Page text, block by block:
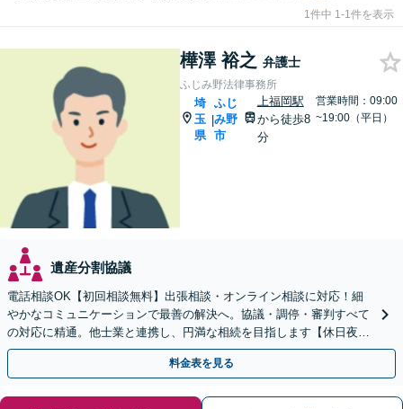
1件中 1-1件を表示
樺澤 裕之 弁護士
ふじみ野法律事務所
埼
玉
県
|
ふじ
み野
市
上福岡駅
から徒歩8
分
営業時間：09:00
~19:00（平日）
遺産分割協議
電話相談OK【初回相談無料】出張相談・オンライン相談に対応！細
やかなコミュニケーションで最善の解決へ。協議・調停・審判すべて
の対応に精通。他士業と連携し、円満な相続を目指します【休日夜間
対応】【上福岡駅8分】生前対策もお任せください
料金表を見る